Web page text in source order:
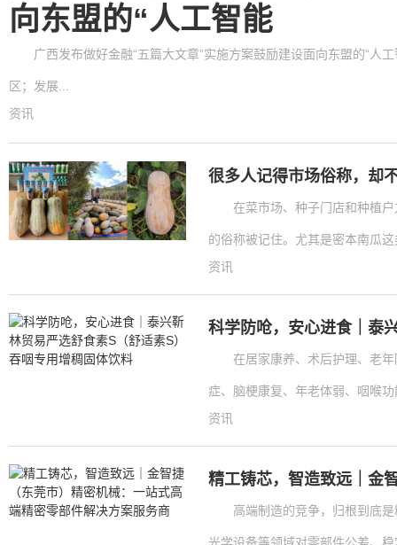
向东盟的“人工智能
广西发布做好金融“五篇大文章”实施方案鼓励建设面向东盟的“人
区；发展...
资讯
很多人记得市场俗称，却
在菜市场、种子门店和种植
的俗称被记住。尤其是密本南瓜
资讯
科学防呛，安心进食｜泰
在居家康养、术后护理、老
症、脑梗康复、年老体弱、咽喉
资讯
精工铸芯，智造致远｜金
高端制造的竞争，归根到底